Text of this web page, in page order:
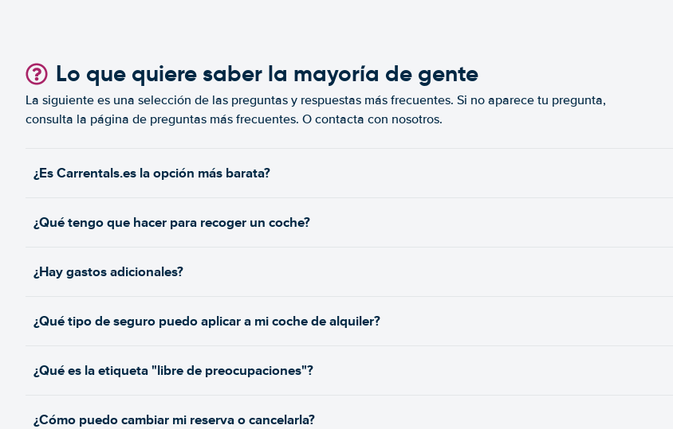
Lo que quiere saber la mayoría de gente
La siguiente es una selección de las preguntas y respuestas más frecuentes. Si no aparece tu pregunta,
consulta la página de preguntas más frecuentes. O contacta con nosotros.
¿Es Carrentals.es la opción más barata?
¿Qué tengo que hacer para recoger un coche?
¿Hay gastos adicionales?
¿Qué tipo de seguro puedo aplicar a mi coche de alquiler?
¿Qué es la etiqueta "libre de preocupaciones"?
¿Cómo puedo cambiar mi reserva o cancelarla?